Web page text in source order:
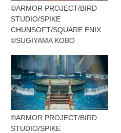
©ARMOR PROJECT/BIRD
STUDIO/SPIKE
CHUNSOFT/SQUARE ENIX
©SUGIYAMA KOBO
©ARMOR PROJECT/BIRD
STUDIO/SPIKE